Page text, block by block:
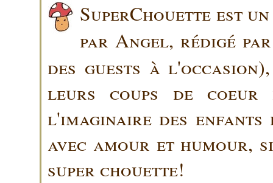
SuperChouette est
par Angel, rédigé
des guests à
leurs coups de
l'imaginaire des
avec amour et humour,
super chouette!